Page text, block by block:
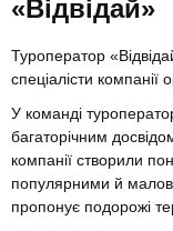
«Відвідай»
Туроператор
спеціалісти
У команді
багаторічним
компанії створили
популярними й
пропонує подорожі